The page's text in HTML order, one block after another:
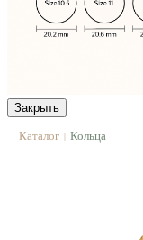
Закрыть
Каталог | Кольца